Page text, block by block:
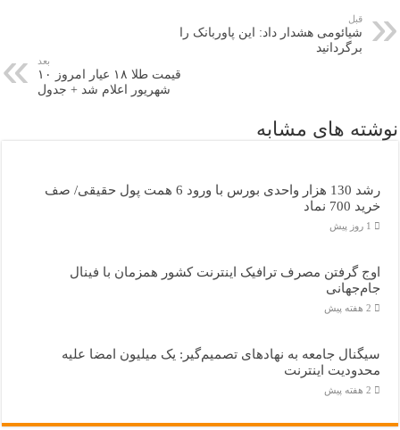
قبل
شیائومی هشدار داد: این پاوربانک را
برگردانید
بعد
قیمت طلا ۱۸ عیار امروز ۱۰
شهریور اعلام شد + جدول
نوشته های مشابه
رشد 130 هزار واحدی بورس با ورود 6 همت پول حقیقی/ صف
خرید 700 نماد
1 روز پیش
اوج گرفتن مصرف ترافیک اینترنت کشور همزمان با فینال
جام‌جهانی
2 هفته پیش
سیگنال جامعه به نهادهای تصمیم‌گیر: یک میلیون امضا علیه
محدودیت اینترنت
2 هفته پیش